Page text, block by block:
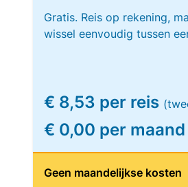
Gratis. Reis op rekening,
wissel eenvoudig tussen
€ 8,53 per reis
€ 0,00 per maand
Geen maandelijkse kosten